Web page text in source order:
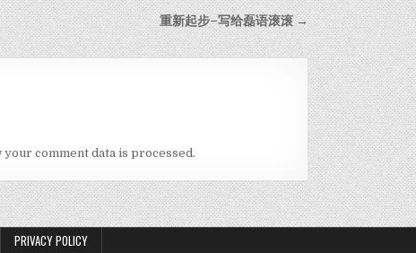
重新起步–写给磊语滚滚 →
your comment data is processed.
PRIVACY POLICY